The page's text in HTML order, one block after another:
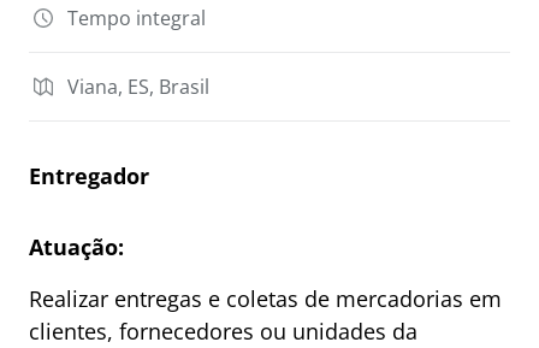
Tempo integral
Viana, ES, Brasil
Entregador
Atuação:
Realizar entregas e coletas de mercadorias em
clientes, fornecedores ou unidades da